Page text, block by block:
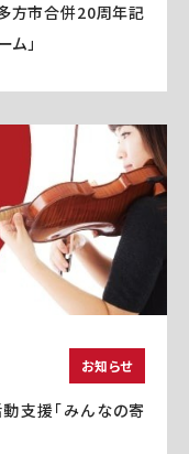
多方市合併20周年記
」
お知らせ
動支援「みんなの寄